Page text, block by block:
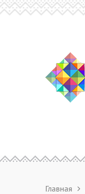
Главная